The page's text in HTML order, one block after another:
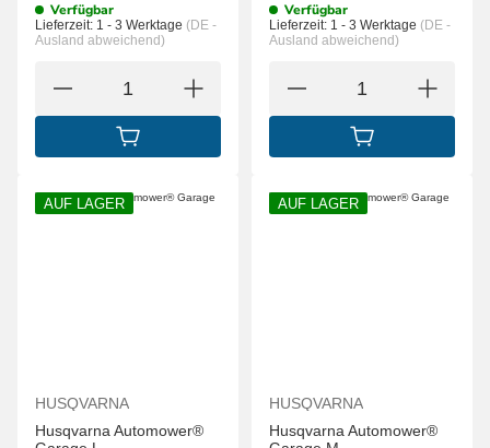
Verfügbar
Lieferzeit: 1 - 3 Werktage (DE -
Ausland abweichend)
IN DEN WARENKORB
Verfügbar
Lieferzeit: 1 - 3 Werktage (DE -
Ausland abweichend)
IN DEN
AUF LAGER
HUSQVARNA
Husqvarna Automower®
AUF LAGER
HUSQVARNA
Husqvarna Automower®